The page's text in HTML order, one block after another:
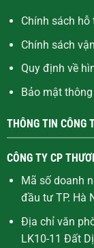
Chính sách hỗ
Chính sách
Quy định về
Bảo mật
THÔNG TIN CÔNG
CÔNG TY CP
Mã số doanh
đầu tư TP. Hà
Địa chỉ văn
LK10-11 Đất